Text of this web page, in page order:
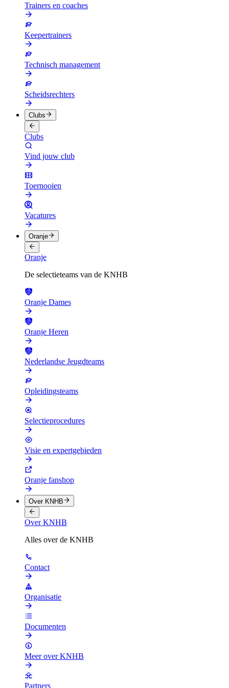
Trainers en coaches
Keepertrainers
Technisch management
Scheidsrechters
Clubs
Clubs
Vind jouw club
Toernooien
Vacatures
Oranje
Oranje
De selectieteams van de KNHB
Oranje Dames
Oranje Heren
Nederlandse Jeugdteams
Opleidingsteams
Selectieprocedures
Visie en expertgebieden
Oranje fanshop
Over KNHB
Over KNHB
Alles over de KNHB
Contact
Organisatie
Documenten
Meer over KNHB
Partners